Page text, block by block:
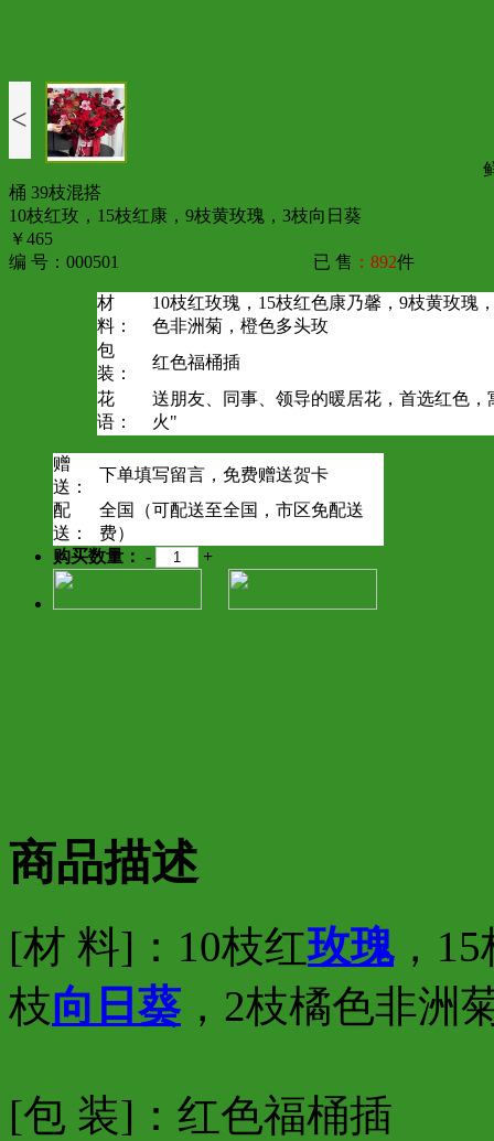
<
桶 39枝混搭
10枝红玫，15枝红康，9枝黄玫瑰，3枝向日葵
￥465
编 号：000501
已 售 ：892件
材
料：
10枝红玫瑰，15枝红色康乃馨，9枝黄玫瑰
色非洲菊，橙色多头玫
包
装：
红色福桶插
花
语：
送朋友、同事、领导的暖居花，首选红色
火"
赠
送：
下单填写留言，免费赠送贺卡
配
送：
全国（可配送至全国，市区免配送
费）
购买数量： - +
商品描述
[材 料]：10枝红玫瑰，15
枝向日葵，2枝橘色非洲
[包 装]：红色福桶插